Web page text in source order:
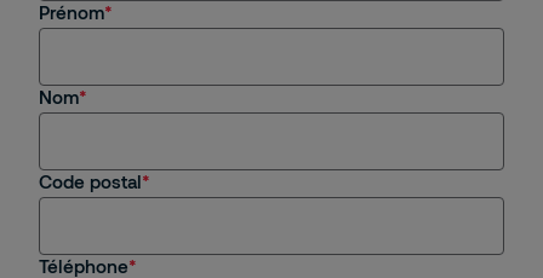
Je suis client(e) de Securitas
Prénom
Nom
Code postal
Téléphone